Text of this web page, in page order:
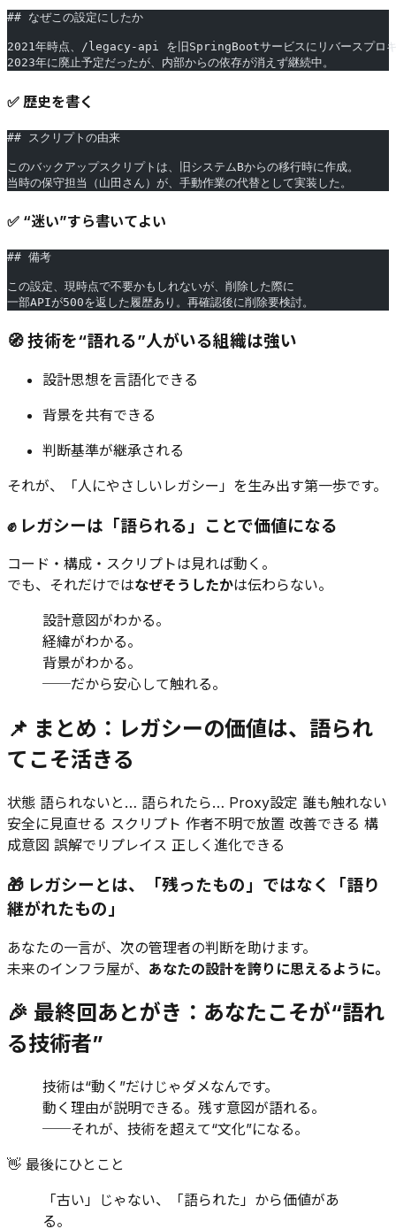
## なぜこの設定にしたか
2021年時点、/legacy-api を旧SpringBootサービスにリバースプロキ
2023年に廃止予定だったが、内部からの依存が消えず継続中。
✅ 歴史を書く
## スクリプトの由来
このバックアップスクリプトは、旧システムBからの移行時に作成。
当時の保守担当（山田さん）が、手動作業の代替として実装した。
✅ “迷い”すら書いてよい
## 備考
この設定、現時点で不要かもしれないが、削除した際に
一部APIが500を返した履歴あり。再確認後に削除要検討。
🧭 技術を“語れる”人がいる組織は強い
設計思想を言語化できる
背景を共有できる
判断基準が継承される
それが、「人にやさしいレガシー」を生み出す第一歩です。
✊ レガシーは「語られる」ことで価値になる
コード・構成・スクリプトは見れば動く。
でも、それだけではなぜそうしたかは伝わらない。
設計意図がわかる。
経緯がわかる。
背景がわかる。
──だから安心して触れる。
📌 まとめ：レガシーの価値は、語られ
てこそ活きる
状態 語られないと… 語られたら… Proxy設定 誰も触れない
安全に見直せる スクリプト 作者不明で放置 改善できる 構
成意図 誤解でリプレイス 正しく進化できる
🎁 レガシーとは、「残ったもの」ではなく「語り
継がれたもの」
あなたの一言が、次の管理者の判断を助けます。
未来のインフラ屋が、 あなたの設計を誇りに思えるように。
🎉 最終回あとがき：あなたこそが“語れ
る技術者”
技術は“動く”だけじゃダメなんです。
動く理由が説明できる。残す意図が語れる。
──それが、技術を超えて“文化”になる。
👋 最後にひとこと
「古い」じゃない、「語られた」から価値があ
る。